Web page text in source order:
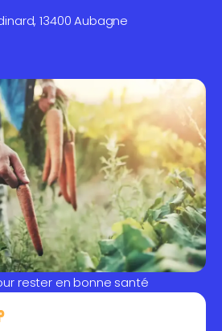
13400 Aubagne
rester en bonne santé